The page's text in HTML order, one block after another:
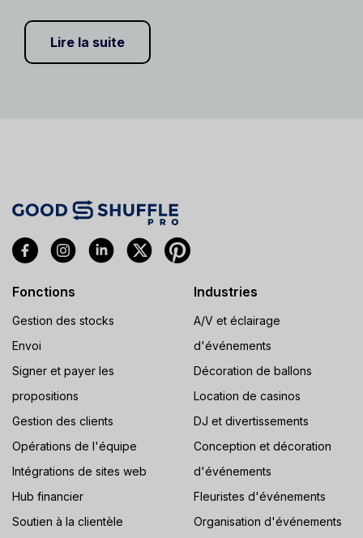
Lire la suite
Fonctions
Gestion des stocks
Envoi
Signer et payer les
propositions
Gestion des clients
Opérations de l'équipe
Intégrations de sites web
Hub financier
Soutien à la clientèle
Industries
A/V et éclairage
d'événements
Décoration de ballons
Location de casinos
DJ et divertissements
Conception et décoration
d'événements
Fleuristes d'événements
Organisation d'événements